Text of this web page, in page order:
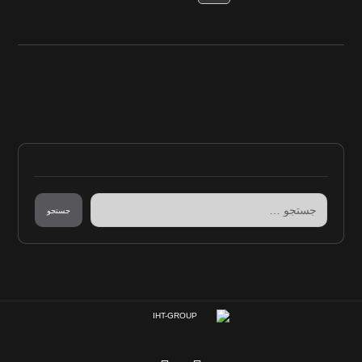
جستجو